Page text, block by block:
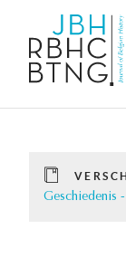
Geschiedenis